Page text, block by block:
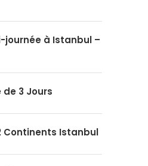
journée à Istanbul –
3 Jours
Continents Istanbul